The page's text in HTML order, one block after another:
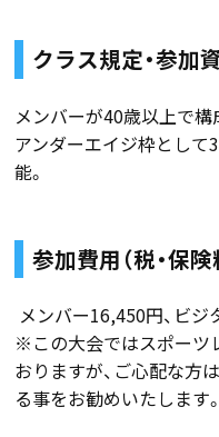
クラス規定・参加
メンバーが40歳以上で
アンダーエイジ枠とし
能。
参加費用（税・保険
メンバー16,450円、ビ
※この大会ではスポーツ
おりますが、ご心配な方
る事をお勧めいたします。